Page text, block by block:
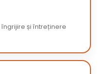
și întreținere